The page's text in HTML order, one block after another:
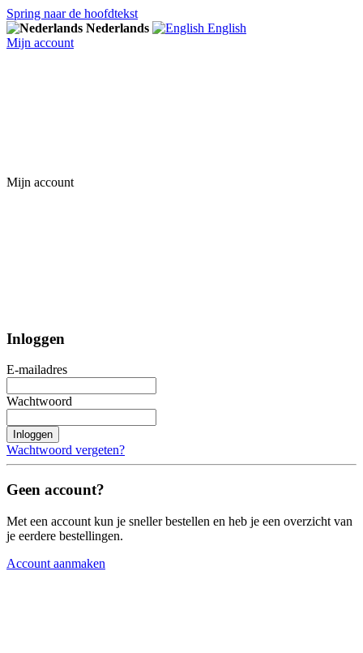
Spring naar de hoofdtekst
Nederlands
English
Mijn account
Mijn account
Inloggen
E-mailadres
Wachtwoord
Inloggen
Wachtwoord vergeten?
Geen account?
Met een account kun je sneller bestellen en heb je een overzicht van
je eerdere bestellingen.
Account aanmaken